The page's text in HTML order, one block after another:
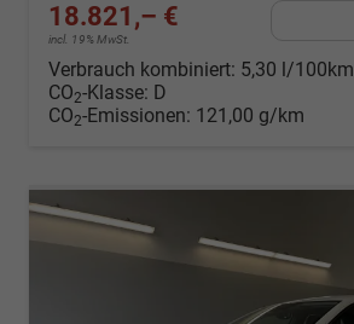
18.821,– €
incl. 19% MwSt.
Verbrauch kombiniert: 5,30 l/100km
CO2-Klasse: D
CO2-Emissionen: 121,00 g/km